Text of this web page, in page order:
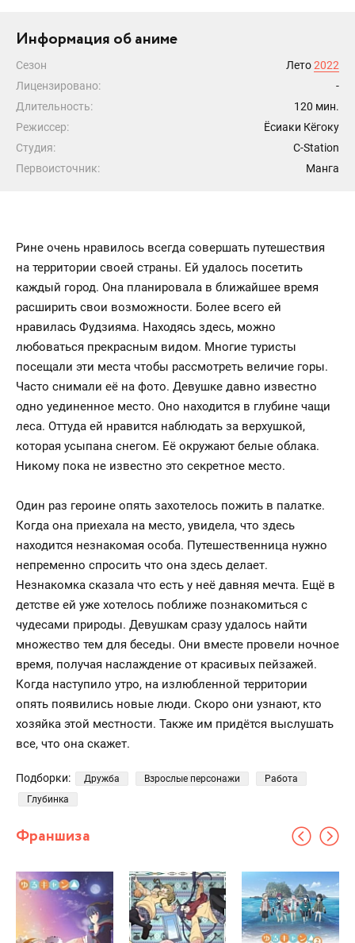
Информация об аниме
Сезон Лето2022
Лицензировано:
-
Длительность:
120 мин.
Режиссер:
Ёсиаки Кёгоку
Студия:
C-Station
Первоисточник:
Манга
Рине очень нравилось всегда совершать путешествия
на территории своей страны. Ей удалось посетить
каждый город. Она планировала в ближайшее время
расширить свои возможности. Более всего ей
нравилась Фудзияма. Находясь здесь, можно
любоваться прекрасным видом. Многие туристы
посещали эти места чтобы рассмотреть величие горы.
Часто снимали её на фото. Девушке давно известно
одно уединенное место. Оно находится в глубине чащи
леса. Оттуда ей нравится наблюдать за верхушкой,
которая усыпана снегом. Её окружают белые облака.
Никому пока не известно это секретное место.
Один раз героине опять захотелось пожить в палатке.
Когда она приехала на место, увидела, что здесь
находится незнакомая особа. Путешественница нужно
непременно спросить что она здесь делает.
Незнакомка сказала что есть у неё давняя мечта. Ещё в
детстве ей уже хотелось поближе познакомиться с
чудесами природы. Девушкам сразу удалось найти
множество тем для беседы. Они вместе провели ночное
время, получая наслаждение от красивых пейзажей.
Когда наступило утро, на излюбленной территории
опять появились новые люди. Скоро они узнают, кто
хозяйка этой местности. Также им придётся выслушать
все, что она скажет.
Подборки: Дружба Взрослые персонажи
Работа
Глубинка
Франшиза